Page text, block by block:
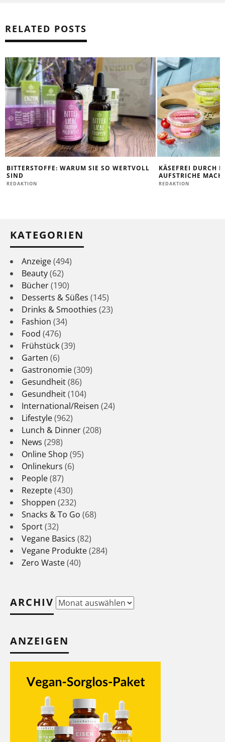
RELATED POSTS
BITTERSTOFFE: WARUM SIE SO WERTVOLL
SIND
REDAKTION
KÄSEFREI DURCH
AUFSTRICHE
REDAKTION
KATEGORIEN
Anzeige(494)
Beauty(62)
Bücher(190)
Desserts & Süßes (145)
Drinks & Smoothies (23)
Fashion (34)
Food (476)
Frühstück(39)
Garten (6)
Gastronomie(309)
Gesundheit(86)
Gesundheit(104)
International/Reisen (24)
Lifestyle(962)
Lunch & Dinner(208)
News (298)
Online Shop (95)
Onlinekurs (6)
People(87)
Rezepte(430)
Shoppen (232)
Snacks & To Go (68)
Sport(32)
Vegane Basics (82)
Vegane Produkte(284)
Zero Waste(40)
ARCHIV Archiv
ANZEIGEN